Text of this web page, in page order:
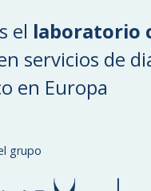
el laboratorio
servicios de
en Europa
grupo